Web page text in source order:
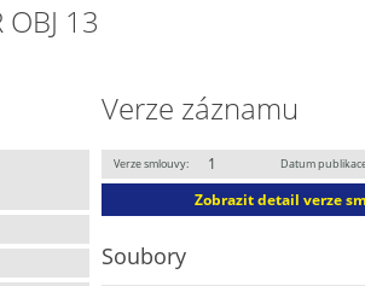
13
Verze záznamu
Verze smlouvy: 1 Datum
Zobrazit detail verze
Soubory